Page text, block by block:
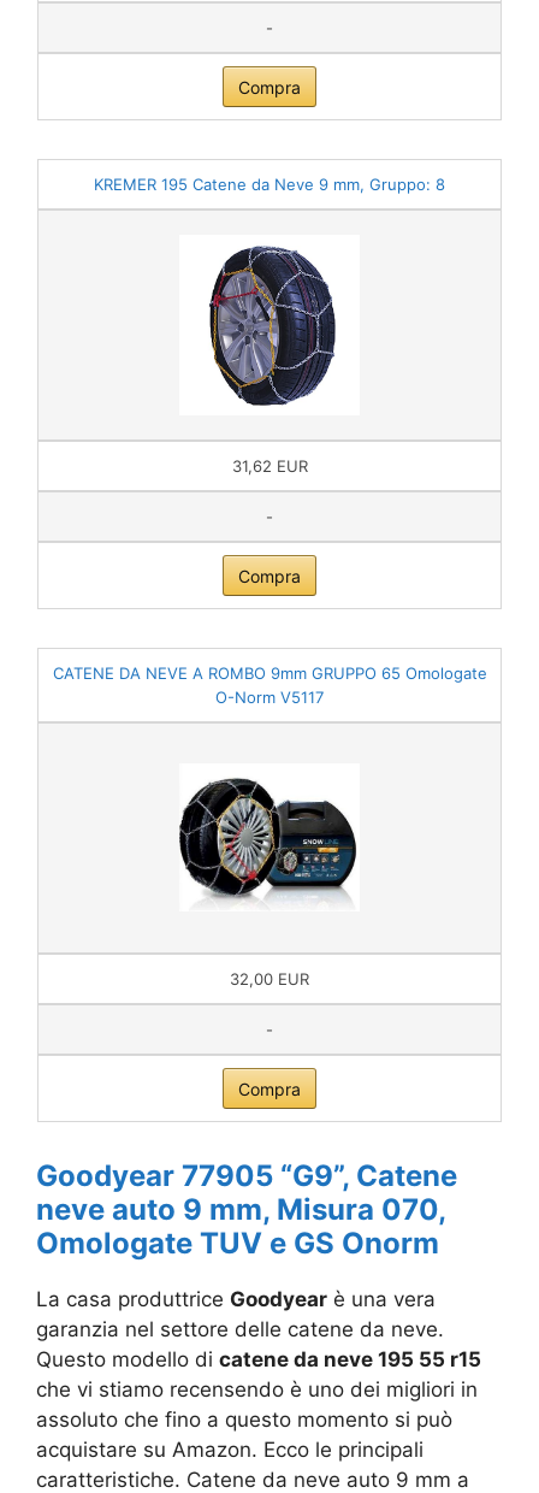
-
Compra
KREMER 195 Catene da Neve 9 mm, Gruppo: 8
31,62 EUR
-
Compra
CATENE DA NEVE A ROMBO 9mm GRUPPO 65 Omologate
O-Norm V5117
32,00 EUR
-
Compra
Goodyear 77905 “G9”, Catene
neve auto 9 mm, Misura 070,
Omologate TUV e GS Onorm
La casa produttrice Goodyear è una vera
garanzia nel settore delle catene da neve.
Questo modello di catene da neve 195 55 r15
che vi stiamo recensendo è uno dei migliori in
assoluto che fino a questo momento si può
acquistare su Amazon. Ecco le principali
caratteristiche. Catene da neve auto 9 mm a